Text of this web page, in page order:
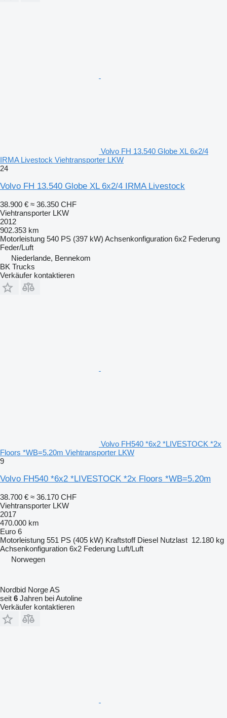
Volvo FH 13.540 Globe XL 6x2/4
IRMA Livestock Viehtransporter LKW
24
Volvo FH 13.540 Globe XL 6x2/4 IRMA Livestock
38.900 € ≈ 36.350 CHF
Viehtransporter LKW
2012
902.353 km
Motorleistung 540 PS (397 kW) Achsenkonfiguration 6x2 Federung
Feder/Luft
Niederlande, Bennekom
BK Trucks
Verkäufer kontaktieren
Volvo FH540 *6x2 *LIVESTOCK *2x
Floors *WB=5.20m Viehtransporter LKW
9
Volvo FH540 *6x2 *LIVESTOCK *2x Floors *WB=5.20m
38.700 € ≈ 36.170 CHF
Viehtransporter LKW
2017
470.000 km
Euro 6
Motorleistung 551 PS (405 kW) Kraftstoff Diesel Nutzlast 12.180 kg
Achsenkonfiguration 6x2 Federung Luft/Luft
Norwegen
Nordbid Norge AS
seit 6 Jahren bei Autoline
Verkäufer kontaktieren